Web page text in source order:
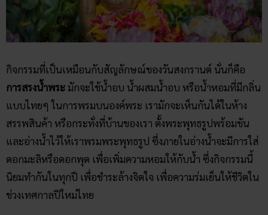
กิจกรรมที่เป็นเหมือนกับสัญลักษณ์ของวันสงกรานต์ นั่นก็คือ
การสรงน้ำพระ มักจะใช้น้ำอบ น้ำผสมน้ำอบ หรือน้ำหอมที่มีกลิ่น
แบบไทยๆ ในการพรมบนองค์พระ เรามักจะเห็นกันได้ในห้าง
สรรพสินค้า หรือกระทั่งที่บ้านของเรา ตั้งพระพุทธรูปพร้อมขัน
และอ่างน้ำไว้ให้เราพรมพระพุทธรูป ซึ่งภายในอ่างน้ำจะมีการใส่
ดอกมะลิหรือดอกพุด เพื่อเพิ่มความหอมให้กับน้ำ ซึ่งกิจกรรมนี้
นิยมทำกันในทุกปี เพื่อชำระล้างจิตใจ เพื่อความร่มเย็นให้ชีวิตใน
ช่วงเทศกาลปีใหม่ไทย